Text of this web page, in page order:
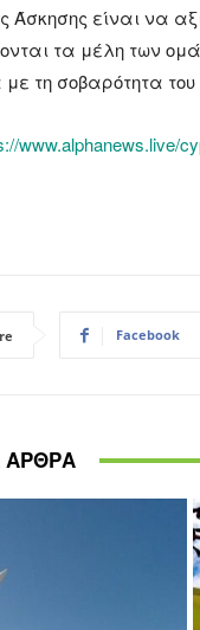
Άσκησης είναι να
τα μέλη των
τη σοβαρότητα του
www.alphanews.live/
Facebook
ΑΡΘΡΑ